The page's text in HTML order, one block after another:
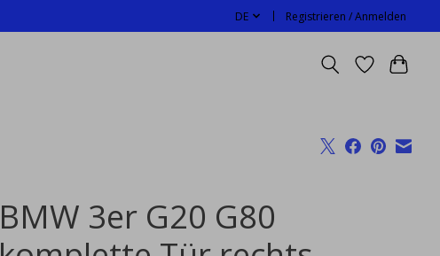
DE Registrieren / Anmelden
BMW 3er G20 G80